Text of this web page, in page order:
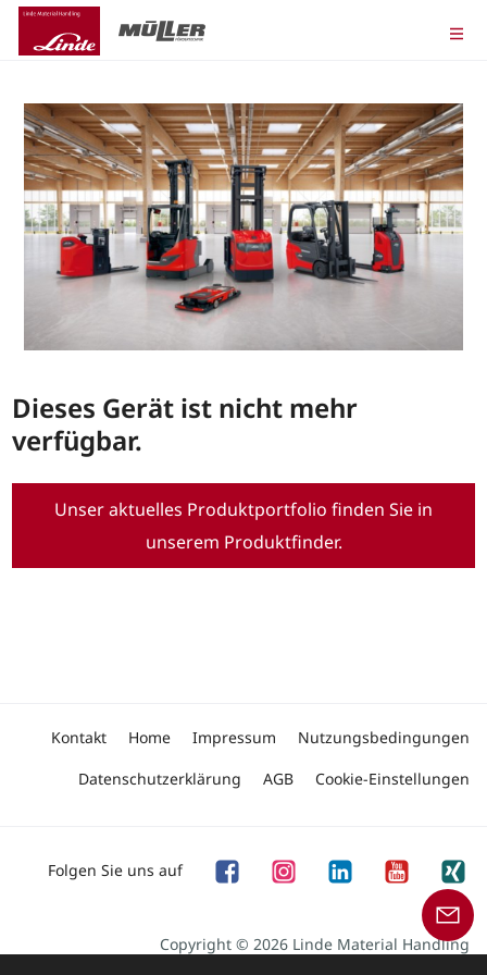
Dieses Gerät ist nicht mehr
verfügbar.
Unser aktuelles Produktportfolio finden Sie in
unserem Produktfinder.
Kontakt Home Impressum
Nutzungsbedingungen
Datenschutzerklärung
AGB Cookie-Einstellungen
Folgen Sie uns auf
Copyright © 2026 Linde Material Handling